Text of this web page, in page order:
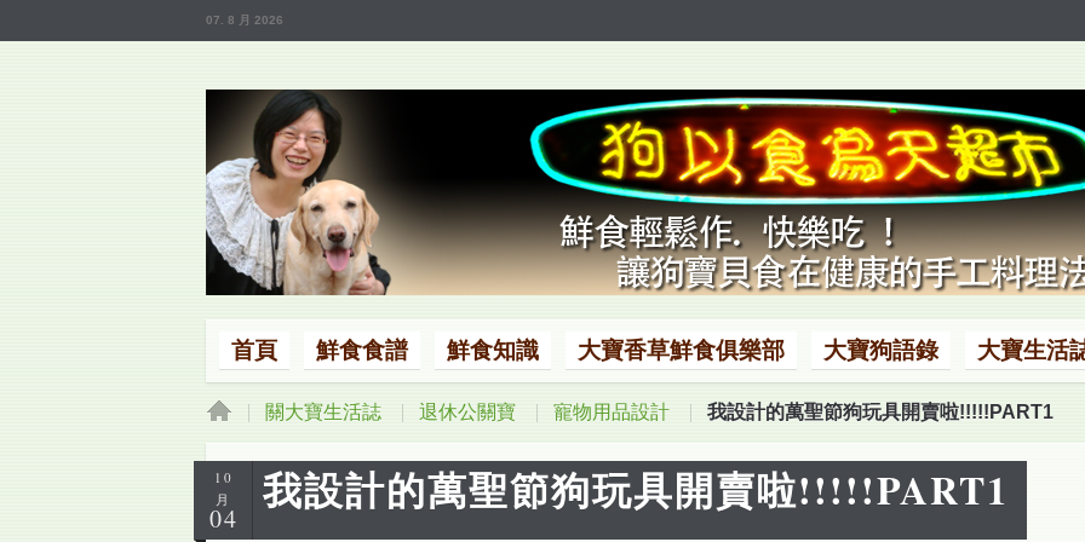
07. 8 月 2026
首頁 鮮食食譜 鮮食知識 大寶香草鮮食俱樂部 大寶狗語錄 大寶生活
關大寶生活誌 退休公關寶 寵物用品設計 我設計的萬聖節狗玩具開賣啦!!!!!PART1
10
月
04
我設計的萬聖節狗玩具開賣啦!!!!!PART1